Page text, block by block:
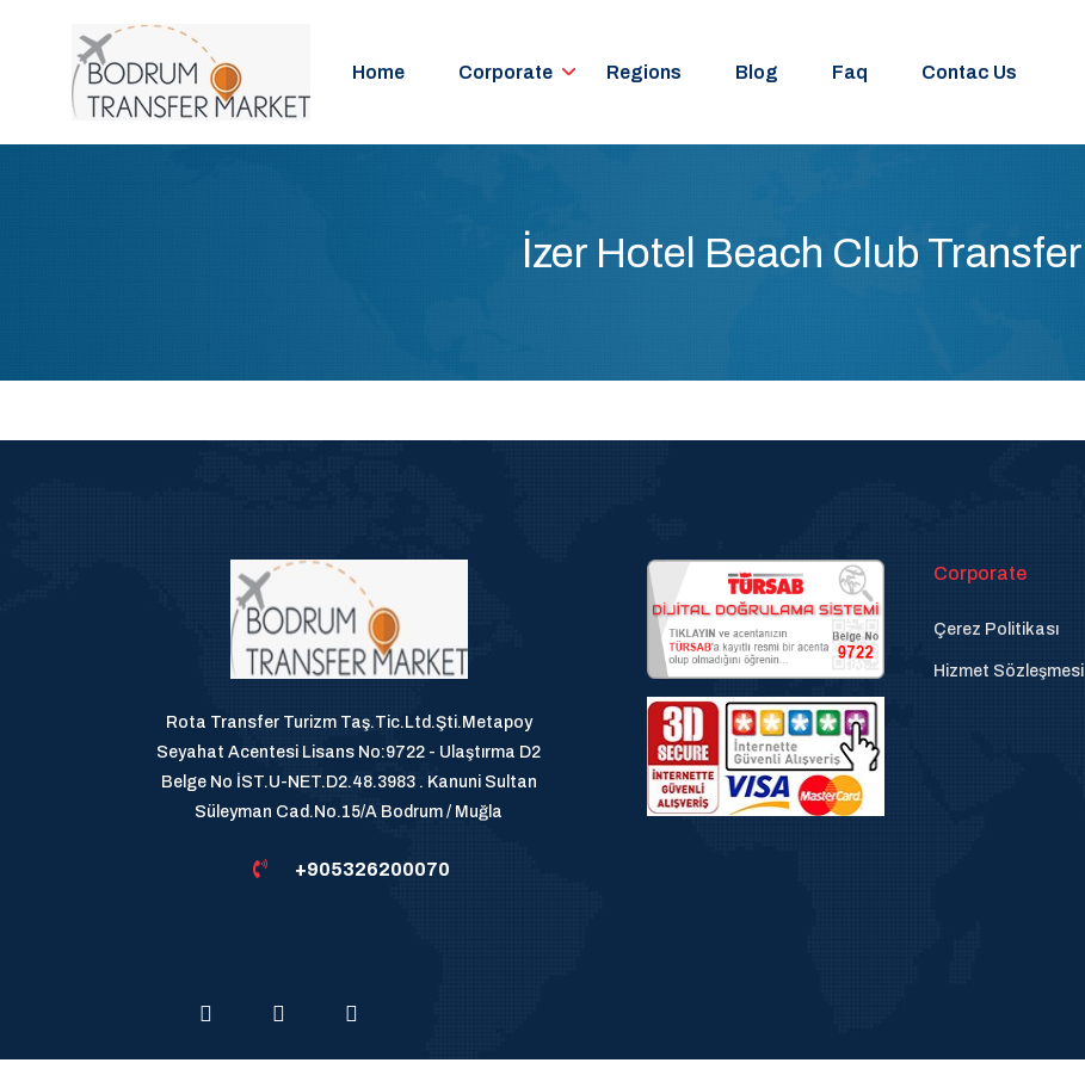
Home Corporate Regions Blog Faq Contac Us
İzer Hotel Beach Club Transfer
Rota Transfer Turizm Taş.Tic.Ltd.Şti.Metapoy
Seyahat Acentesi Lisans No:9722 - Ulaştırma D2
Belge No İST.U-NET.D2.48.3983 . Kanuni Sultan
Süleyman Cad.No.15/A Bodrum / Muğla
+905326200070
Corporate
Çerez Politikası
Hizmet Sözleşmesi